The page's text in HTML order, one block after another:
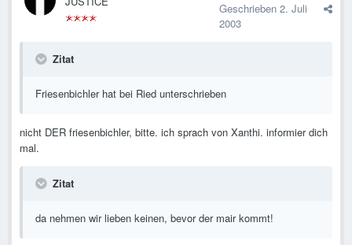
Geschrieben 2. Juli
2003
Zitat
Friesenbichler hat bei Ried unterschrieben
nicht DER friesenbichler, bitte. ich sprach von Xanthi. informier dich
mal.
Zitat
da nehmen wir lieben keinen, bevor der mair kommt!